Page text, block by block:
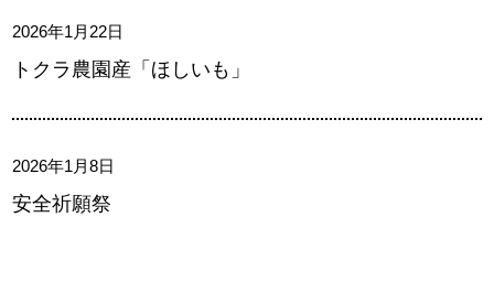
2026年1月22日
トクラ農園産「ほしいも」
2026年1月8日
安全祈願祭